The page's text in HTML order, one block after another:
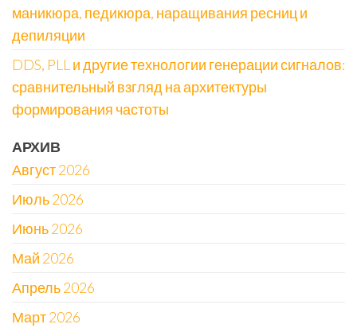
маникюра, педикюра, наращивания ресниц и
депиляции
DDS, PLL и другие технологии генерации сигналов:
сравнительный взгляд на архитектуры
формирования частоты
АРХИВ
Август 2026
Июль 2026
Июнь 2026
Май 2026
Апрель 2026
Март 2026